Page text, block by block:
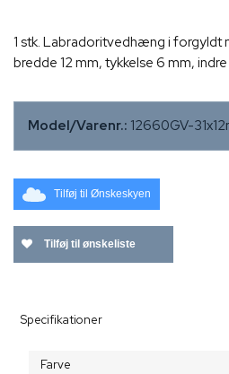
1 stk. Labradoritvedhæng i forgyldt
bredde 12 mm, tykkelse 6 mm,
Model/Varenr.: 12660GV-
Tilføj til Ønskeskyen
Tilføj til ønskeliste
Specifikationer
Farve